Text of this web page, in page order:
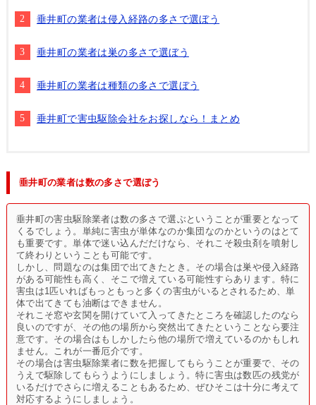
垂井町の業者は侵入経路の多さで選ぼう
垂井町の業者は巣の多さで選ぼう
垂井町の業者は種類の多さで選ぼう
垂井町で害虫駆除会社をお探しなら！まとめ
垂井町の業者は数の多さで選ぼう
垂井町の害虫駆除業者は数の多さで選ぶということが重要となって
くるでしょう。単純に害虫が単体なのか集団なのかというのはとて
も重要です。単体で迷い込んだだけなら、それこそ殺虫剤を噴射し
て終わりということも可能です。
しかし、問題なのは集団で出てきたとき。その場合は巣や侵入経路
がある可能性も高く、そこで増えている可能性すらあります。特に
害虫は1匹いればもっともっと多くの害虫がいるとされるため、単
体で出てきても油断はできません。
それこそ窓や玄関を開けていて入ってきたところを確認したのなら
良いのですが、その他の場所から突然出てきたということなら要注
意です。その場合はもしかしたら他の場所で増えているのかもしれ
ません。これが一番厄介です。
その場合は害虫駆除業者に数を把握してもらうことが重要で、その
うえで駆除してもらうようにしましょう。特に害虫は数匹の残党が
いるだけでさらに増えることもあるため、ぜひそこは十分に考えて
対応するようにしましょう。